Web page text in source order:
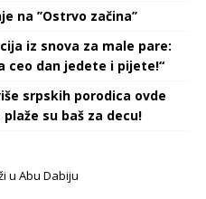
na ’’Ostrvo začina’’
iz snova za male pare:
ceo dan jedete i pijete!“
srpskih porodica ovde
su baš za decu!
u Abu Dabiju